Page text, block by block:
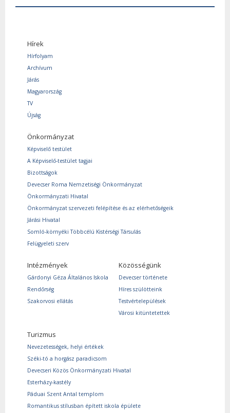
Hírek
Hírfolyam
Archívum
Járás
Magyarország
TV
Újság
Önkormányzat
Képviselő testület
A Képviselő-testület tagjai
Bizottságok
Devecser Roma Nemzetiségi Önkormányzat
Önkormányzati Hivatal
Önkormányzat szervezeti felépítése és az elérhetőségeik
Járási Hivatal
Somló-környéki Többcélú Kistérségi Társulás
Felügyeleti szerv
Intézmények
Gárdonyi Géza Általános Iskola
Rendőrség
Szakorvosi ellátás
Közösségünk
Devecser története
Híres szülötteink
Testvértelepülések
Városi kitüntetettek
Turizmus
Nevezetességek, helyi értékek
Széki-tó a horgász paradicsom
Devecseri Közös Önkormányzati Hivatal
Esterházy-kastély
Páduai Szent Antal templom
Romantikus stílusban épített iskola épülete